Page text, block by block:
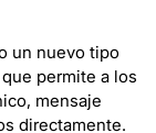
un nuevo tipo
permite a los
mensaje
directamente.